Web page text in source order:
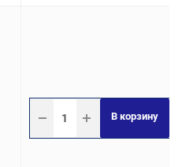
В корзину